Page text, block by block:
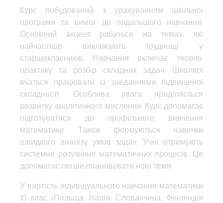
Курс побудований з урахуванням шкільної
програми та вимог до подальшого навчання.
Основний акцент робиться на темах, які
найчастіше викликають труднощі у
старшокласників. Навчання включає теорію,
практику та розбір складних задач. Школярі
вчаться працювати із завданнями підвищеної
складності. Особлива увага приділяється
розвитку аналітичного мислення. Курс допомагає
підготуватися до профільного вивчення
математики. Також формуються навички
швидкого аналізу умов задач. Учні отримують
системне розуміння математичних процесів. Це
допомагає легше опановувати нові теми.
У вартість індивідуального навчання математики
10 клас (Польща, Італія, Словаччина, Фінляндія